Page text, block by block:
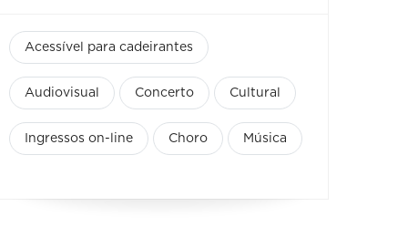
Acessível para cadeirantes
Audiovisual Concerto Cultural
Ingressos on-line Choro Música